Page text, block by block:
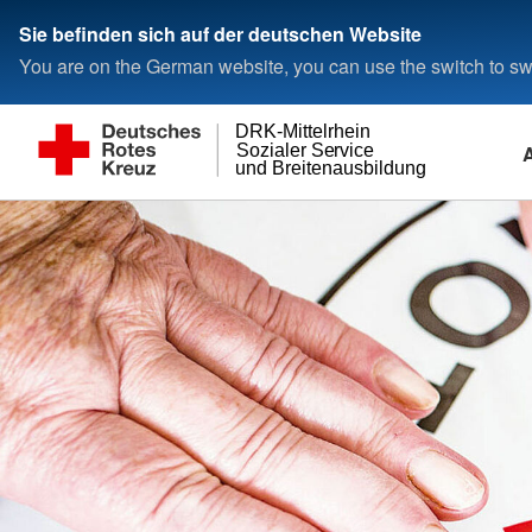
Sie befinden sich auf der deutschen Website
You are on the German website, you can use the switch to
und Breitenausbildung
Sozialer Service
DRK-Mittelrhein
Sozialer Service
HausnotrufService
DRK-Watch
Ambulante Pflege
Kinderkrankenpflege
Pflegestützpunkt
Wohnen mit Service
Haus der Begegnung
Demenzbetreuung
Kleidershop
Breitenausbildung
Erste Hilfe für
Betreuungseinr.
Ausbildung in Erster
(Rotkreuzkurs)
Erste Hilfe
Automatisierte
Defibrillation (AED)
Erste Hilfe am Kind
Notfalltraining
Mega-Code
Presse, Service &
Veranstaltungen
Aktuelle Meldungen
Mitwirken
Stellenangebote
Über uns
Die Geschäftsführung
Der Aufsichtsrat
Grundsätze
Ansprechpartner